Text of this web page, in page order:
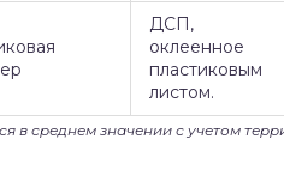
ДСП,
оклеенное
пластиковым
листом.
в среднем значении с учетом